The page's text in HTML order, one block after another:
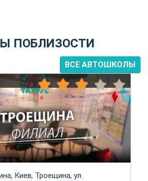
ПОБЛИЗОСТИ
ВСЕ АВТОШКОЛЫ
Киев, Троещина, ул.